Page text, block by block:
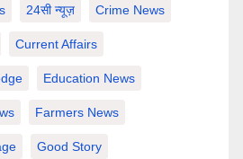
24सी न्यूज़ Crime News
Current Affairs
Education News
Farmers News
Good Story